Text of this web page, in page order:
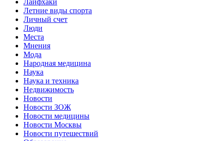
Лайфхаки
Летние виды спорта
Личный счет
Люди
Места
Мнения
Мода
Народная медицина
Наука
Наука и техника
Недвижимость
Новости
Новости ЗОЖ
Новости медицины
Новости Москвы
Новости путешествий